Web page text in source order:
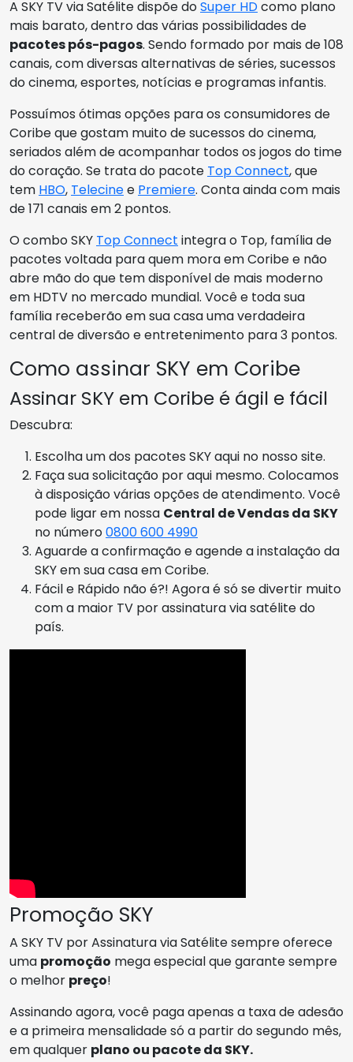
A SKY TV via Satélite dispõe doSuper HDcomo plano
mais barato, dentro das várias possibilidades de
pacotes pós-pagos. Sendo formado por mais de 108
canais, com diversas alternativas de séries, sucessos
do cinema, esportes, notícias e programas infantis.
Possuímos ótimas opções para os consumidores de
Coribe que gostam muito de sucessos do cinema,
seriados além de acompanhar todos os jogos do time
do coração. Se trata do pacote Top Connect, que
tem HBO, Telecinee Premiere. Conta ainda com mais
de 171 canais em 2 pontos.
O combo SKY Top Connect integra o Top, família de
pacotes voltada para quem mora em Coribe e não
abre mão do que tem disponível de mais moderno
em HDTV no mercado mundial. Você e toda sua
família receberão em sua casa uma verdadeira
central de diversão e entretenimento para 3 pontos.
Como assinar SKY em Coribe
Assinar SKY em Coribe é ágil e fácil
Descubra:
Escolha um dos pacotes SKY aqui no nosso site.
Faça sua solicitação por aqui mesmo. Colocamos
à disposição várias opções de atendimento. Você
pode ligar em nossa Central de Vendas da SKY
no número0800 600 4990
Aguarde a confirmação e agende a instalação da
SKY em sua casa em Coribe.
Fácil e Rápido não é?! Agora é só se divertir muito
com a maior TV por assinatura via satélite do
país.
Promoção SKY
A SKY TV por Assinatura via Satélite sempre oferece
uma promoção mega especial que garante sempre
o melhor preço!
Assinando agora, você paga apenas a taxa de adesão
e a primeira mensalidade só a partir do segundo mês,
em qualquer plano ou pacote da SKY.